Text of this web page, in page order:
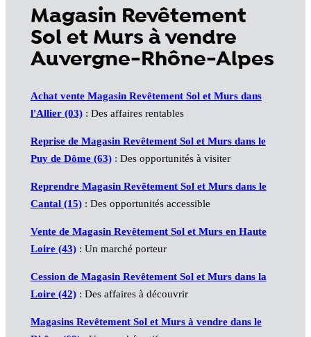
Magasin Revêtement
Sol et Murs à vendre
Auvergne-Rhône-Alpes
Achat vente Magasin Revêtement Sol et Murs dans
l'Allier (03): Des affaires rentables
Reprise de Magasin Revêtement Sol et Murs dans le
Puy de Dôme (63): Des opportunités à visiter
Reprendre Magasin Revêtement Sol et Murs dans le
Cantal (15): Des opportunités accessible
Vente de Magasin Revêtement Sol et Murs en Haute
Loire (43): Un marché porteur
Cession de Magasin Revêtement Sol et Murs dans la
Loire (42): Des affaires à découvrir
Magasins Revêtement Sol et Murs à vendre dans le